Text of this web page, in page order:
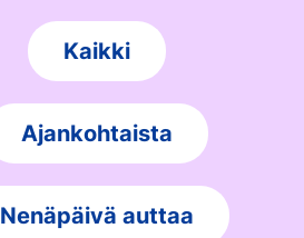
Kaikki
Ajankohtaista
Nenäpäivä auttaa